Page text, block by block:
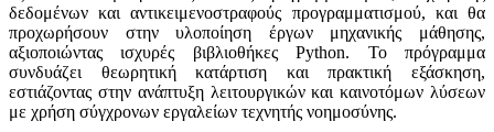
δεδομένων και αντικειμενοστραφούς προγραμματισμού, και θα
προχωρήσουν στην υλοποίηση έργων μηχανικής μάθησης,
αξιοποιώντας ισχυρές βιβλιοθήκες Python. Το πρόγραμμα
συνδυάζει θεωρητική κατάρτιση και πρακτική εξάσκηση,
εστιάζοντας στην ανάπτυξη λειτουργικών και καινοτόμων λύσεων
με χρήση σύγχρονων εργαλείων τεχνητής νοημοσύνης.